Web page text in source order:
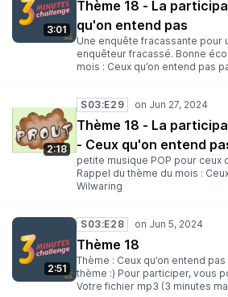
3:01
Thème 18 - La
qu'on entend pas
Une enquête fracassante pour
enquêteur fracassé. Bonne
mois : Ceux qu’on entend pas
2:18
S03:E29
Thème 18 - La
- Ceux qu'on entend
petite musique POP pour ceux
Rappel du thème du mois :
Wilwaring
2:51
S03:E28
Thème 18
Thème : Ceux qu’on entend
thème :) Pour participer, vous
Votre fichier mp3 (3 minutes